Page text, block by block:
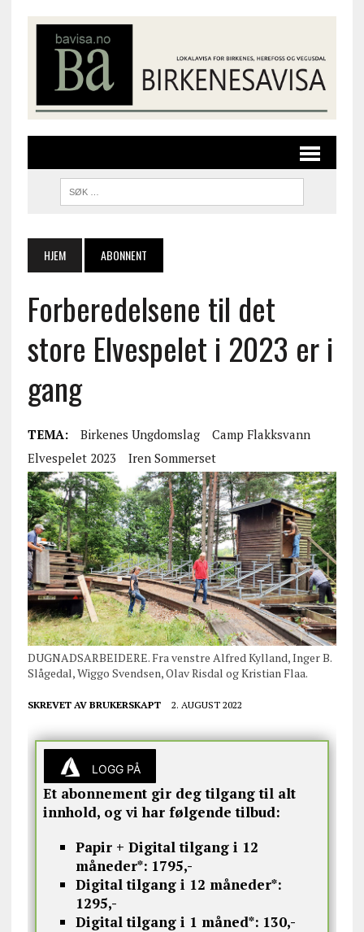
HJEM ABONNENT
Forberedelsene til det
store Elvespelet i 2023 er i
gang
TEMA: Birkenes Ungdomslag
Camp Flakksvann
Elvespelet 2023
Iren Sommerset
DUGNADSARBEIDERE. Fra venstre Alfred Kylland, Inger B.
Slågedal, Wiggo Svendsen, Olav Risdal og Kristian Flaa.
SKREVET AV BRUKERSKAPT 2. AUGUST 2022
LOGG PÅ
Et abonnement gir deg tilgang til alt
innhold, og vi har følgende tilbud:
Papir + Digital tilgang i 12
måneder*: 1795,-
Digital tilgang i 12 måneder*:
1295,-
Digital tilgang i 1 måned*: 130,-